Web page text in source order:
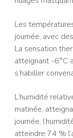
Les
journée, avec
La sensation
atteignant -6°C
s’habiller
L’humidité
matinée,
journée,
atteindre 74 %